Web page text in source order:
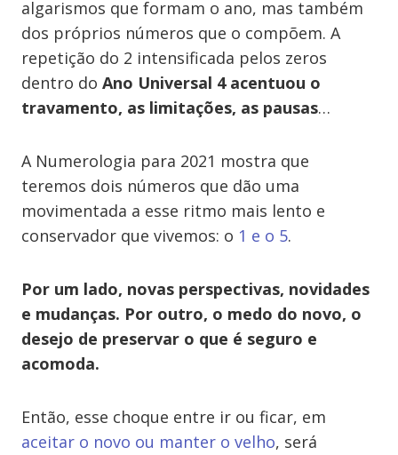
algarismos que formam o ano, mas também
dos próprios números que o compõem. A
repetição do 2 intensificada pelos zeros
dentro do Ano Universal 4 acentuou o
travamento, as limitações, as pausas…
A Numerologia para 2021 mostra que
teremos dois números que dão uma
movimentada a esse ritmo mais lento e
conservador que vivemos: o 1 e o 5.
Por um lado, novas perspectivas, novidades
e mudanças. Por outro, o medo do novo, o
desejo de preservar o que é seguro e
acomoda.
Então, esse choque entre ir ou ficar, em
aceitar o novo ou manter o velho, será